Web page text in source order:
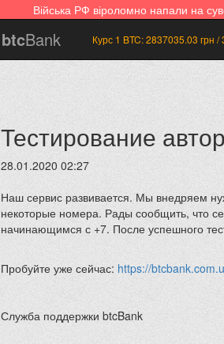
Війська РФ віроломно напали на
btcBank Курс 1 BTC:2837035.03 грн /
Тестирование
28.01.2020 02:27
Наш сервис развивается. Мы внедряем
некоторые номера. Рады сообщить, что
начинающимся с +7. После успешного
Пробуйте уже сейчас: https://
Служба поддержки btcBank